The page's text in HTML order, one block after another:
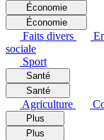
Économie
Économie
Faits divers
sociale
Sport
Santé
Santé
Agriculture
Plus
Plus